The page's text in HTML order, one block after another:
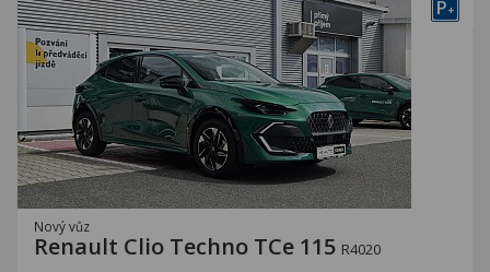
P+
Nový vůz
Renault Clio Techno TCe 115 R4020